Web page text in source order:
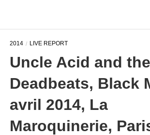
2014 LIVE REPORT
Uncle Acid and the
Deadbeats, Black
avril 2014, La
Maroquinerie,